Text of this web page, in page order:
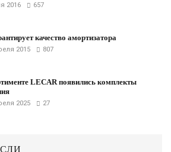
2016 657
качество амортизатора
2015 807
LECAR появились комплекты
2025 27